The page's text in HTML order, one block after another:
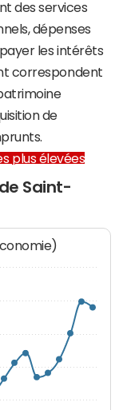
des services
dépenses
les intérêts
correspondent
de
plus élevées
Saint-